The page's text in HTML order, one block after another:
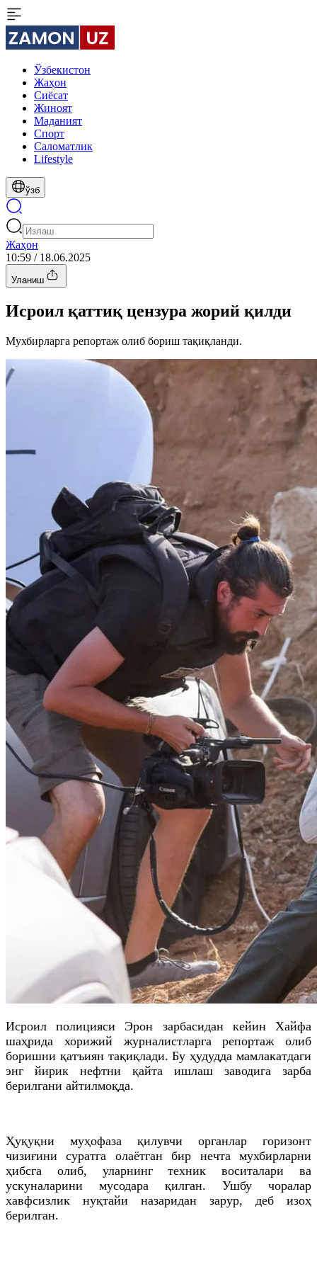
Ўзбекистон
Жаҳон
Сиёсат
Жиноят
Маданият
Спорт
Cаломатлик
Lifestyle
ўзб
Жаҳон
10:59 / 18.06.2025
Уланиш
Исроил қаттиқ цензура жорий қилди
Мухбирларга репортаж олиб бориш тақиқланди.
Исроил полицияси Эрон зарбасидан кейин Хайфа
шаҳрида хорижий журналистларга репортаж олиб
боришни қатъиян тақиқлади. Бу ҳудудда мамлакатдаги
энг йирик нефтни қайта ишлаш заводига зарба
берилгани айтилмоқда.
Ҳуқуқни муҳофаза қилувчи органлар горизонт
чизиғини суратга олаётган бир нечта мухбирларни
ҳибсга олиб, уларнинг техник воситалари ва
ускуналарини мусодара қилган. Ушбу чоралар
хавфсизлик нуқтайи назаридан зарур, деб изоҳ
берилган.